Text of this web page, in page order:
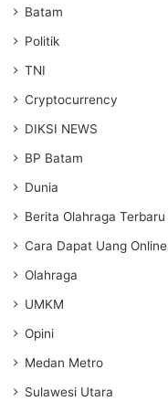
Batam
Politik
TNI
Cryptocurrency
DIKSI NEWS
BP Batam
Dunia
Berita Olahraga Terbaru
Cara Dapat Uang Online
Olahraga
UMKM
Opini
Medan Metro
Sulawesi Utara